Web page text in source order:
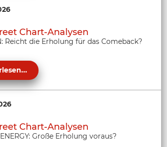
Chart-Analysen
Reicht die Erholung für das Comeback?
Chart-Analysen
Große Erholung voraus?